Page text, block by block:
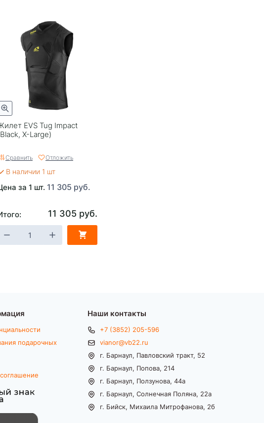
EVS Tug Impact
X-Large)
Сравнить Отложить
В наличии 1 шт
за 1 шт. 11 305 руб.
11 305 руб.
подарочных
Наши контакты
+7 (3852) 205-596
vianor@vb22.ru
г. Барнаул, Павловский тракт, 52
г. Барнаул, Попова, 214
г. Барнаул, Ползунова, 44а
г. Барнаул, Солнечная Поляна, 22а
г. Бийск, Михаила Митрофанова, 2б